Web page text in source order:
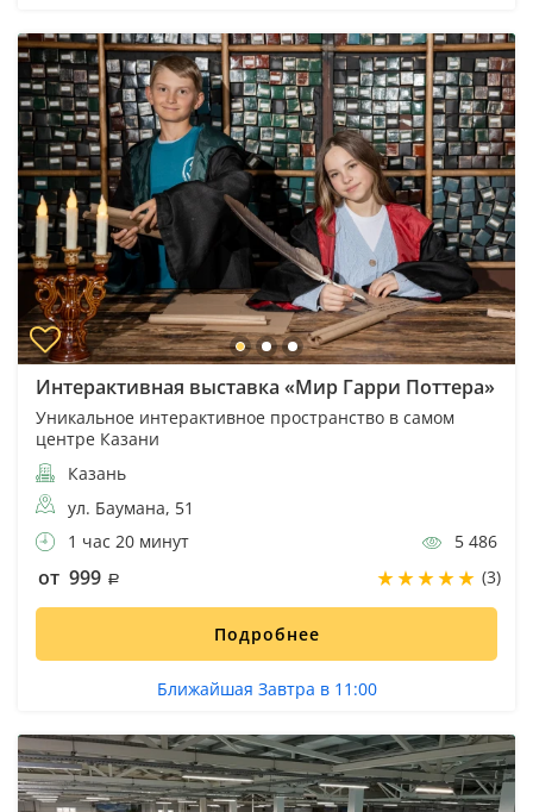
Интерактивная выставка «Мир Гарри Поттера»
Уникальное интерактивное пространство в самом
центре Казани
Казань
ул. Баумана, 51
1 час 20 минут
5 486
от 999 (3)
Подробнее
Ближайшая Завтра в 11:00